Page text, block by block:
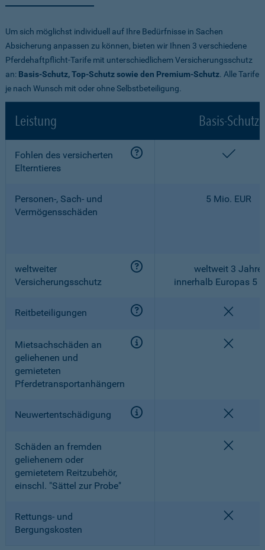
Um sich möglichst individuell auf Ihre Bedürfnisse in Sachen
Absicherung anpassen zu können, bieten wir Ihnen 3 verschiedene
Pferdehaftpflicht-Tarife mit unterschiedlichem Versicherungsschutz
an: Basis-Schutz, Top-Schutz sowie den Premium-Schutz. Alle Tarife
je nach Wunsch mit oder ohne Selbstbeteiligung.
Leistung Basis-Schutz
Fohlen des versicherten
Elterntieres
Personen-, Sach- und
Vermögensschäden
5 Mio. EUR
weltweiter
Versicherungsschutz
weltweit 3 Jahre,
innerhalb Europas 5
Reitbeteiligungen
Mietsachschäden an
geliehenen und
gemieteten
Pferdetransportanhängern
Neuwertentschädigung
Schäden an fremden
geliehenem oder
gemietetem Reitzubehör,
einschl. "Sättel zur Probe"
Rettungs- und
Bergungskosten